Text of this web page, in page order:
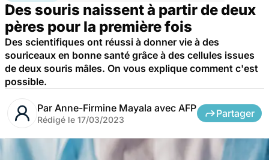
Des souris naissent à partir de deux
pères pour la première fois
Des scientifiques ont réussi à donner vie à des
souriceaux en bonne santé grâce à des cellules issues
de deux souris mâles. On vous explique comment c'est
possible.
Par Anne-Firmine Mayala avec AFP
Rédigé le 17/03/2023
Partager